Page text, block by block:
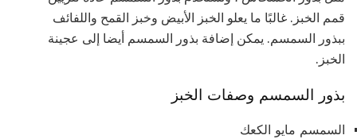
قمم الخبز. غالبًا ما يعلو الخبز الأبيض وخبز القمح واللفائف
ببذور السمسم. يمكن إضافة بذور السمسم أيضا إلى عجينة
الخبز.
بذور السمسم وصفات الخبز
السمسم مايو الكعك